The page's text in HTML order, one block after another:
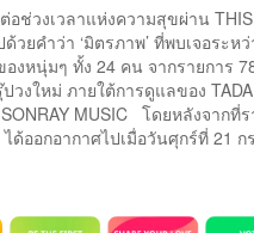
อช่วงเวลาแห่งความสุขผ่าน
วยคำว่า ‘มิตรภาพ’ ที่พบเจอระห
งหนุ่มๆ ทั้ง 24 คน จากรายการ
วงใหม่ ภายใต้การดูแลของ TADA
MUSIC โดยหลังจากที่ร
ได้ออกอากาศไปเมื่อวันศุกร์ที่ 21